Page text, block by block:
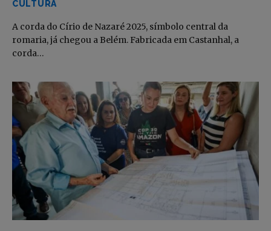
CULTURA
A corda do Círio de Nazaré 2025, símbolo central da
romaria, já chegou a Belém. Fabricada em Castanhal, a
corda…